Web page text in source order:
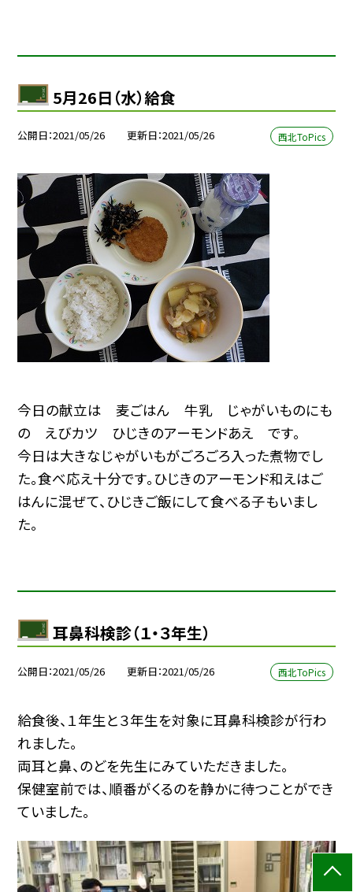
5月26日（水）給食
公開日 2021/05/26 更新日 2021/05/26 西北ToPics
今日の献立は 麦ごはん 牛乳 じゃがいものにも
の えびカツ ひじきのアーモンドあえ です。
今日は大きなじゃがいもがごろごろ入った煮物でし
た。食べ応え十分です。ひじきのアーモンド和えはご
はんに混ぜて、ひじきご飯にして食べる子もいまし
た。
耳鼻科検診（１・３年生）
公開日 2021/05/26 更新日 2021/05/26 西北ToPics
給食後、１年生と３年生を対象に耳鼻科検診が行わ
れました。
両耳と鼻、のどを先生にみていただきました。
保健室前では、順番がくるのを静かに待つことができ
ていました。